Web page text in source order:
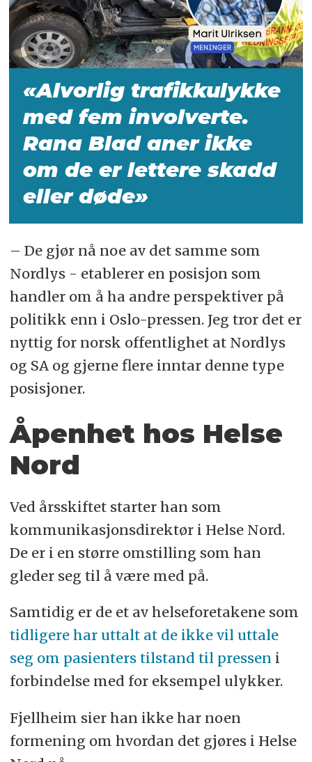
«Alvorlig trafikkulykke
med fem involverte.
Rana Blad aner ikke
om de er lettere skadd
eller døde»
– De gjør nå noe av det samme som
Nordlys - etablerer en posisjon som
handler om å ha andre perspektiver på
politikk enn i Oslo-pressen. Jeg tror det er
nyttig for norsk offentlighet at Nordlys
og SA og gjerne flere inntar denne type
posisjoner.
Åpenhet hos Helse
Nord
Ved årsskiftet starter han som
kommunikasjonsdirektør i Helse Nord.
De er i en større omstilling som han
gleder seg til å være med på.
Samtidig er de et av helseforetakene som
tidligere har uttalt at de ikke vil uttale
seg om pasienters tilstand til pressen i
forbindelse med for eksempel ulykker.
Fjellheim sier han ikke har noen
formening om hvordan det gjøres i Helse